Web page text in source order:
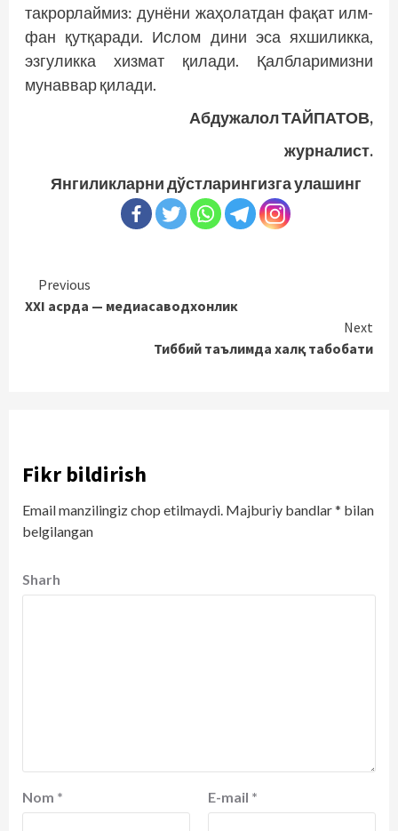
такрорлаймиз: дунёни жаҳолатдан фақат илм-
фан қутқаради. Ислом дини эса яхшиликка,
эзгуликка хизмат қилади. Қалбларимизни
мунаввар қилади.
Абдужалол ТАЙПАТОВ,
журналист.
Янгиликларни дўстларингизга улашинг
Continue
Reading
Previous
XXI асрда — медиасаводхонлик
Next
Тиббий таълимда халқ табобати
Fikr bildirish
Email manzilingiz chop etilmaydi. Majburiy bandlar* bilan
belgilangan
Sharh
Nom * E-mail *